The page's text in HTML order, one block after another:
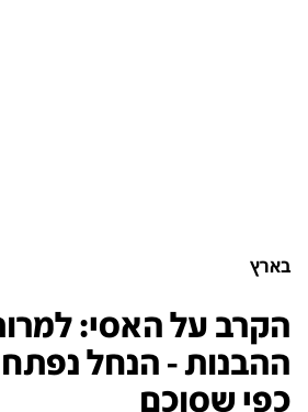
בארץ
הקרב על האסי:
ההבנות - הנחל
כפי שסוכם